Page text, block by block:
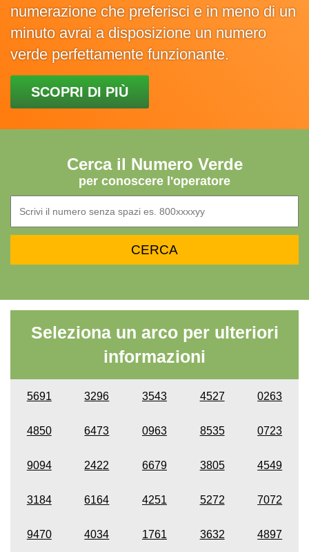
numerazione che preferisci e in meno di un
minuto avrai a disposizione un numero
verde perfettamente funzionante.
SCOPRI DI PIÙ
Cerca il Numero Verde
per conoscere l'operatore
Seleziona un arco per ulteriori
informazioni
5691 3296 3543 4527 0263
4850 6473 0963 8535 0723
9094 2422 6679 3805 4549
3184 6164 4251 5272 7072
9470 4034 1761 3632 4897